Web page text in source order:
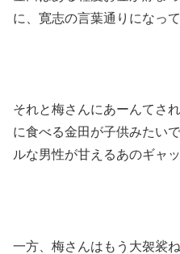
に、寛志の言葉通りになっ
それと梅さんにあーんてさ
に食べる金田が子供みたい
ルな男性が甘えるあのギャ
一方、梅さんはもう大袈裟